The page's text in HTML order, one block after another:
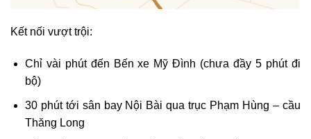
Kết nối vượt trội:
Chỉ vài phút đến Bến xe Mỹ Đình (chưa đầy 5 phút đi
bộ)
30 phút tới sân bay Nội Bài qua trục Phạm Hùng – cầu
Thăng Long